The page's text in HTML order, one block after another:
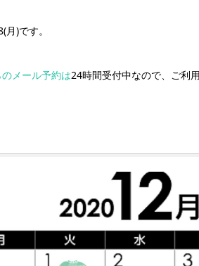
)です。
のメール予約は24時間受付中なので、ご利